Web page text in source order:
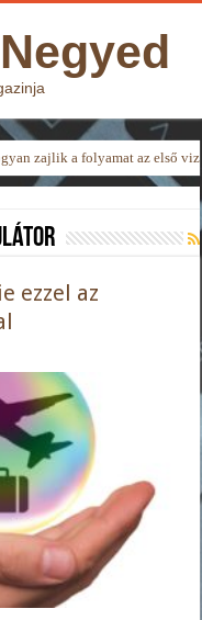
zajlik a folyamat az első
ezzel az